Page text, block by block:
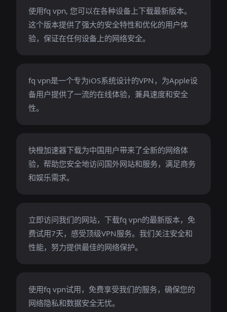
使用fq vpn, 您可以在各种设备上下载最新版本。
这个版本提供了强大的安全特性和优化的用户体
验，保证在任何设备上的网络安全。
fq vpn是一个专为iOS系统设计的VPN，为Apple设
备用户提供了一流的在线体验，兼具速度和安全
性。
快橙加速器下载为中国用户带来了全新的网络体
验，帮助您安全地访问国外网站和服务，满足商务
和娱乐需求。
立即访问我们的网站，下载fq vpn的最新版本，免
费试用7天，感受顶级VPN服务。我们关注安全和
性能，努力提供最佳的网络保护。
使用fq vpn试用，免费享受我们的服务，确保您的
网络隐私和数据安全无忧。